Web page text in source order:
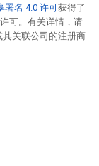
署名 4.0 许可获得了
可。有关详情，请
其关联公司的注册商